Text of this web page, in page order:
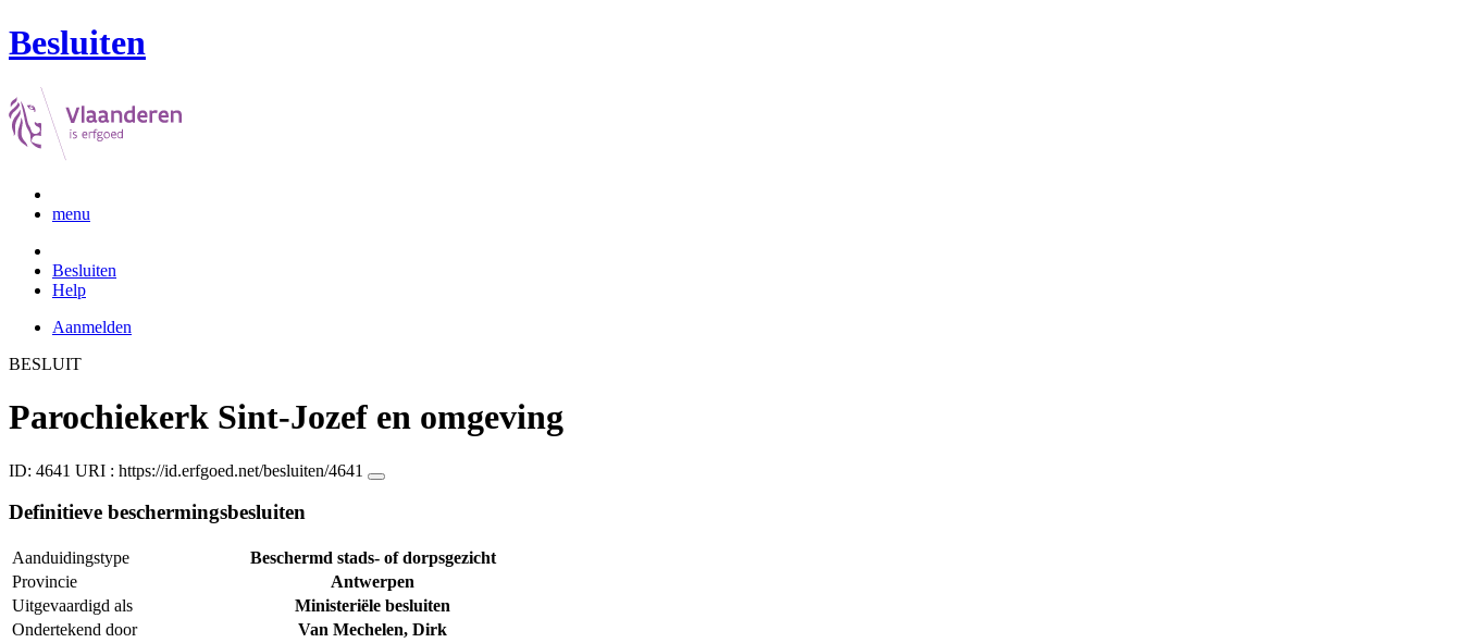
Besluiten
menu
Besluiten
Help
Aanmelden
BESLUIT
Parochiekerk Sint-Jozef en omgeving
ID: 4641 URI : https://id.erfgoed.net/besluiten/4641
Definitieve beschermingsbesluiten
Aanduidingstype
Beschermd stads- of dorpsgezicht
Provincie
Antwerpen
Uitgevaardigd als
Ministeriële besluiten
Ondertekend door
Van Mechelen, Dirk